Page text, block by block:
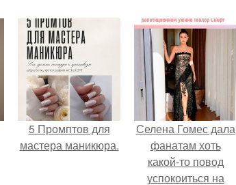
5 Промптов для
мастера маникюра.
Селена Гомес дала
фанатам хоть
какой-то повод
успокоиться на